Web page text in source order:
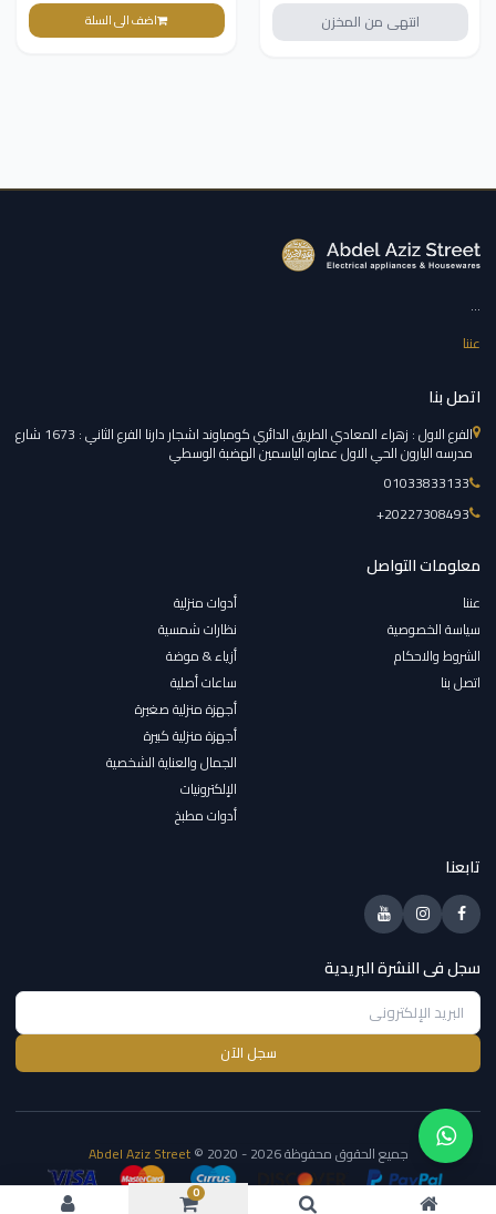
انتهى من المخزن
اضف الى السلة
...
عننا
اتصل بنا
الفرع الاول : زهراء المعادي الطريق الدائري كومباوند اشجار دارنا الفرع الثاني : 1673 شارع
مدرسه البارون الحي الاول عماره الياسمين الهضبة الوسطي
01033833133
‎+20227308493
معلومات التواصل
عننا
سياسة الخصوصية
الشروط والاحكام
اتصل بنا
أدوات منزلية
نظارات شمسية
أزياء & موضة
ساعات أصلية
أجهزة منزلية صغيرة
أجهزة منزلية كبيرة
الجمال والعناية الشخصية
الإلكترونيات
أدوات مطبخ
تابعنا
سجل فى النشرة البريدية
سجل الآن
جميع الحقوق محفوظة Abdel Aziz Street© 2020 - 2026
0